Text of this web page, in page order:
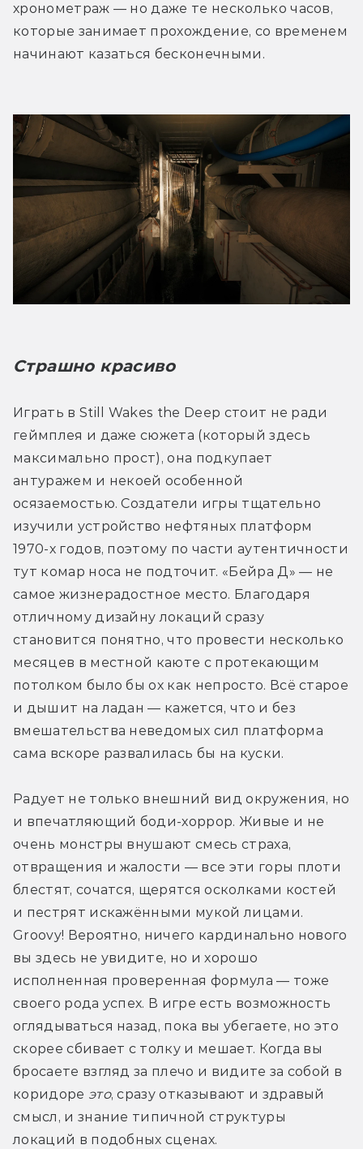
хронометраж — но даже те несколько часов,
которые занимает прохождение, со временем
начинают казаться бесконечными.
Страшно красиво
Играть в Still Wakes the Deep стоит не ради
геймплея и даже сюжета (который здесь
максимально прост), она подкупает
антуражем и некоей особенной
осязаемостью. Создатели игры тщательно
изучили устройство нефтяных платформ
1970-х годов, поэтому по части аутентичности
тут комар носа не подточит. «Бейра Д» — не
самое жизнерадостное место. Благодаря
отличному дизайну локаций сразу
становится понятно, что провести несколько
месяцев в местной каюте с протекающим
потолком было бы ох как непросто. Всё старое
и дышит на ладан — кажется, что и без
вмешательства неведомых сил платформа
сама вскоре развалилась бы на куски.
Радует не только внешний вид окружения, но
и впечатляющий боди-хоррор. Живые и не
очень монстры внушают смесь страха,
отвращения и жалости — все эти горы плоти
блестят, сочатся, щерятся осколками костей
и пестрят искажёнными мукой лицами.
Groovy! Вероятно, ничего кардинально нового
вы здесь не увидите, но и хорошо
исполненная проверенная формула — тоже
своего рода успех. В игре есть возможность
оглядываться назад, пока вы убегаете, но это
скорее сбивает с толку и мешает. Когда вы
бросаете взгляд за плечо и видите за собой в
коридоре это, сразу отказывают и здравый
смысл, и знание типичной структуры
локаций в подобных сценах.